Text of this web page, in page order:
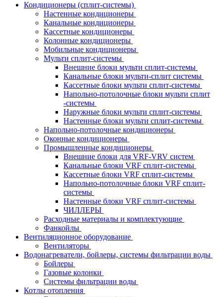
Кондиционеры (сплит-системы)
Настенные кондиционеры
Канальные кондиционеры
Кассетные кондиционеры
Колонные кондиционеры
Мобильные кондиционеры
Мульти сплит-системы
Внешние блоки мульти сплит-системы
Канальные блоки мульти-сплит системы
Кассетные блоки мульти сплит-системы
Напольно-потолочные блоки мульти сплит
-системы
Наружные блоки мульти сплит-системы
Настенные блоки мульти сплит-системы
Напольно-потолочные кондиционеры
Оконные кондиционеры
Промышленные кондиционеры
Внешние блоки для VRF-VRV систем
Канальные блоки VRF сплит-системы
Кассетные блоки VRF сплит-системы
Напольно-потолочные блоки VRF сплит-
системы
Настенные блоки VRF сплит-системы
ЧИЛЛЕРЫ
Расходные материалы и комплектующие
Фанкойлы
Вентиляционное оборудование
Вентиляторы
Водонагреватели, бойлеры, системы фильтрации воды
Бойлеры
Газовые колонки
Системы фильтрации воды
Котлы отопления